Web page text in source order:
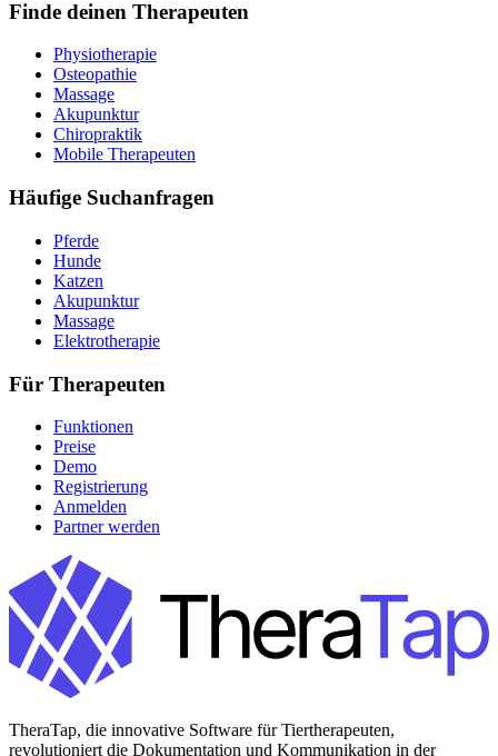
Finde deinen Therapeuten
Physiotherapie
Osteopathie
Massage
Akupunktur
Chiropraktik
Mobile Therapeuten
Häufige Suchanfragen
Pferde
Hunde
Katzen
Akupunktur
Massage
Elektrotherapie
Für Therapeuten
Funktionen
Preise
Demo
Registrierung
Anmelden
Partner werden
TheraTap, die innovative Software für Tiertherapeuten,
revolutioniert die Dokumentation und Kommunikation in der